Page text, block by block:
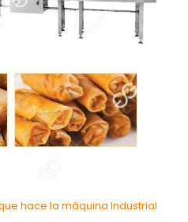
hace la máquina Industrial